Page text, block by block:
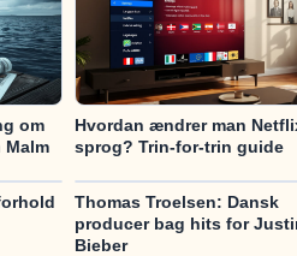
om
Malm
Hvordan ændrer man
sprog? Trin-for-trin guide
Thomas Troelsen: Dansk
producer bag hits for
Bieber